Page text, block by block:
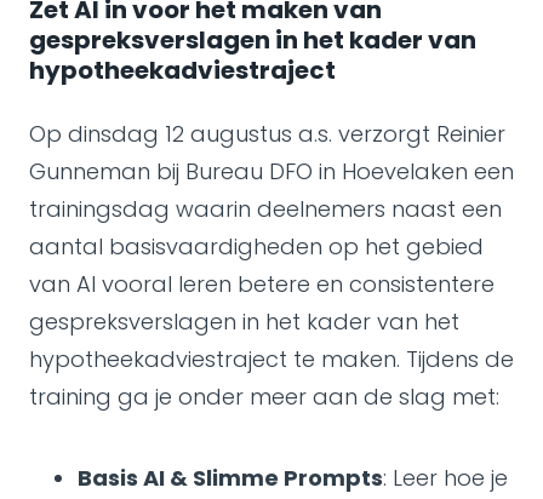
Zet AI in voor het maken van
gespreksverslagen in het kader van
hypotheekadviestraject
Op dinsdag 12 augustus a.s. verzorgt Reinier
Gunneman bij Bureau DFO in Hoevelaken een
trainingsdag waarin deelnemers naast een
aantal basisvaardigheden op het gebied
van AI vooral leren betere en consistentere
gespreksverslagen in het kader van het
hypotheekadviestraject te maken. Tijdens de
training ga je onder meer aan de slag met:
Basis AI & Slimme Prompts: Leer hoe je